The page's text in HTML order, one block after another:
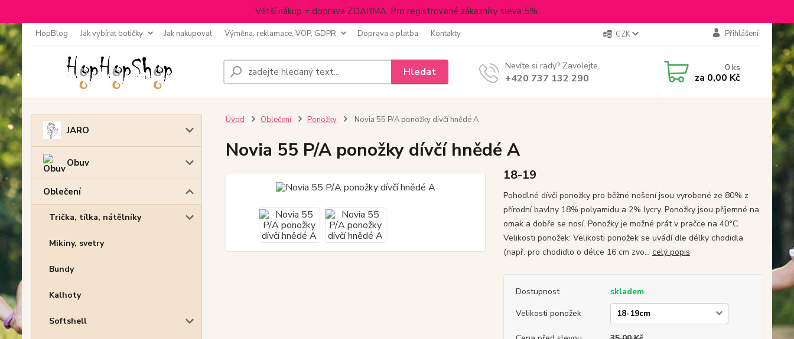
Větší nákup = doprava ZDARMA. Pro registrované zákazníky sleva 5%.
HopBlog Jak vybírat botičky Jak nakupovat Výměna, reklamace, VOP, GDPR Doprava a platba Kontakty CZK Přihlášení
Hledat Nevíte si rady? Zavolejte.
+420 737 132 290
0ks
za 0,00 Kč
JARO
Obuv
Oblečení
Trička, tílka, nátělníky
Mikiny, svetry
Bundy
Kalhoty
Softshell
Úvod Oblečení Ponožky Novia 55 P/A ponožky dívčí hnědé A
Novia 55 P/A ponožky dívčí hnědé A
18-19
Pohodlné dívčí ponožky pro běžné nošení jsou vyrobené ze 80% z
přírodní bavlny 18% polyamidu a 2% lycry. Ponožky jsou příjemné na
omak a dobře se nosí. Ponožky je možné prát v pračce na 40°C.
Velikosti ponožek: Velikosti ponožek se uvádí dle délky chodidla
(např. pro chodidlo o délce 16 cm zvo... celý popis
Dostupnost
skladem
Velikosti ponožek